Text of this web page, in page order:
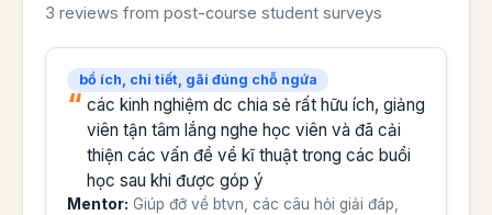
3 reviews from post-course student surveys
bổ ích, chi tiết, gãi đúng chỗ ngứa
các kinh nghiệm dc chia sẻ rất hữu ích, giảng
viên tận tâm lắng nghe học viên và đã cải
thiện các vấn đề về kĩ thuật trong các buổi
học sau khi được góp ý
Mentor: Giúp đỡ về btvn, các câu hỏi giải đáp,